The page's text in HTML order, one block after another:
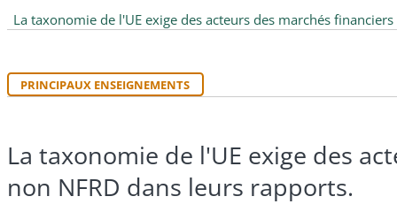
La taxonomie de l'UE exige des acteurs des marchés
PRINCIPAUX ENSEIGNEMENTS
La taxonomie de l'UE exige des
non NFRD dans leurs rapports.